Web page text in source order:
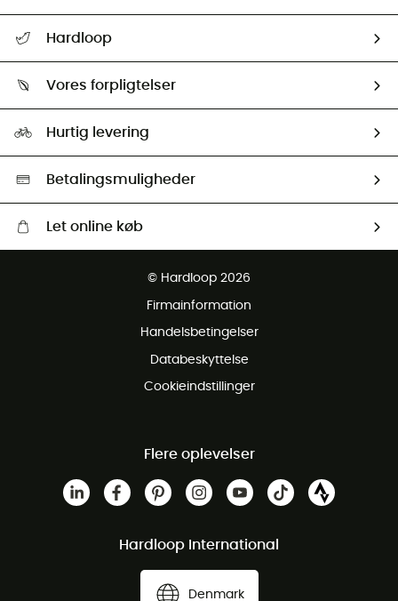
Returnering & Tilbagebetaling
Hardloop
Our ambassadors
Vores forpligtelser
HardGreen Udvalg
Hurtig levering
Betalingsmuligheder
Let online køb
© Hardloop 2026
Firmainformation
Handelsbetingelser
Databeskyttelse
Cookieindstillinger
Flere oplevelser
Hardloop International
Denmark